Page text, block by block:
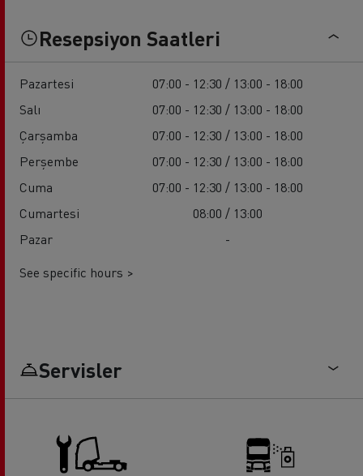
Resepsiyon Saatleri
Pazartesi
07:00 - 12:30 / 13:00 - 18:00
Salı
07:00 - 12:30 / 13:00 - 18:00
Çarşamba
07:00 - 12:30 / 13:00 - 18:00
Perşembe
07:00 - 12:30 / 13:00 - 18:00
Cuma
07:00 - 12:30 / 13:00 - 18:00
Cumartesi
08:00 / 13:00
Pazar
-
See specific hours >
Servisler